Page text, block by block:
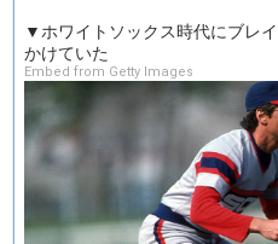
▼ホワイトソックス時代にブレ
かけていた
Embed from Getty Images